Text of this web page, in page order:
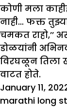
कोणी मला
नाही… फक्त
चमकत राहो,’’
डोळयांनी
विरघळून तिला
वाटत होते.
Posted
on
January 11,
marathi long